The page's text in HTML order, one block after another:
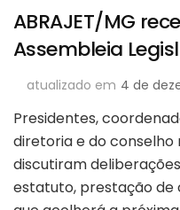
ABRAJET/MG
Assembleia
atualizado em 4 de
Presidentes,
diretoria e do conselho
discutiram
estatuto, prestação de